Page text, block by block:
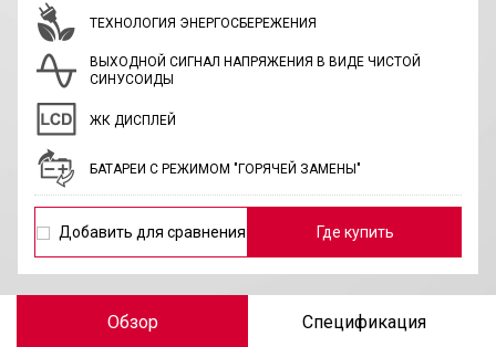
ТЕХНОЛОГИЯ ЭНЕРГОСБЕРЕЖЕНИЯ
ВЫХОДНОЙ СИГНАЛ НАПРЯЖЕНИЯ В ВИДЕ ЧИСТОЙ
СИНУСОИДЫ
ЖК ДИСПЛЕЙ
БАТАРЕИ С РЕЖИМОМ "ГОРЯЧЕЙ ЗАМЕНЫ"
Добавить для сравнения Где купить
Обзор Спецификация